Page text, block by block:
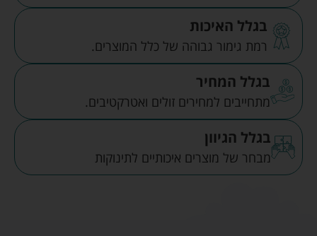
בגלל האיכות
רמת גימור גבוהה של כלל המוצרים.
בגלל המחיר
מתחייבים למחירים זולים ואטרקטיבים.
בגלל הגיוון
מבחר של מוצרים איכותיים לתינוקות